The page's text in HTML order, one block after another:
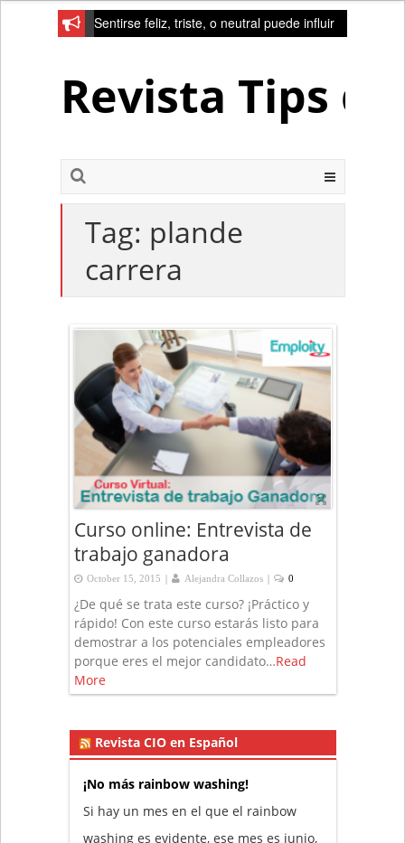
Sentirse feliz, triste, o neutral puede influir
Revista Tips
Tag: plande
carrera
Curso online: Entrevista de
trabajo ganadora
October 15, 2015 | Alejandra Collazos | 0
¿De qué se trata este curso? ¡Práctico y
rápido! Con este curso estarás listo para
demostrar a los potenciales empleadores
porque eres el mejor candidato…Read
More
Revista CIO en Español
¡No más rainbow washing!
Si hay un mes en el que el rainbow
washing es evidente, ese mes es junio,